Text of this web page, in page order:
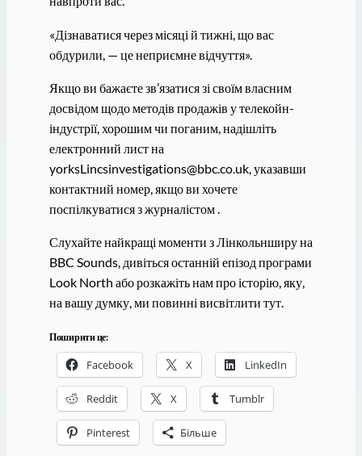
«Дізнаватися через місяці й тижні, що вас
обдурили, — це неприємне відчуття».
Якщо ви бажаєте зв’язатися зі своїм власним
досвідом щодо методів продажів у телекойн-
індустрії, хорошим чи поганим, надішліть
електронний лист на
yorksLincsinvestigations@bbc.co.uk, указавши
контактний номер, якщо ви хочете
поспілкуватися з журналістом .
Слухайте найкращі моменти з Лінкольнширу на
BBC Sounds, дивіться останній епізод програми
Look North або розкажіть нам про історію, яку,
на вашу думку, ми повинні висвітлити тут.
Поширити це:
Facebook X LinkedIn
Reddit X Tumblr
Pinterest Більше